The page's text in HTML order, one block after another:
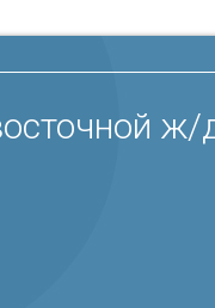
ж/